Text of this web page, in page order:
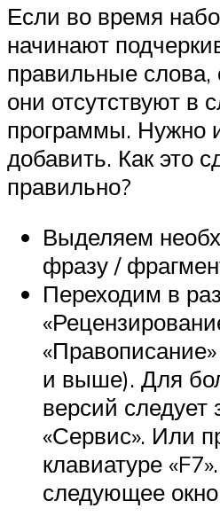
Если во время
начинают
правильные слова,
они отсутствуют в
программы. Нужно
добавить. Как это
правильно?
Выделяем
фразу /
Переходим в
и выше). Для
версий
«Сервис». Или
клавиатуре
следующее